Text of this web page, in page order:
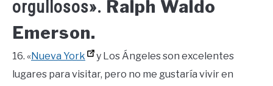
orgullosos». Ralph Waldo
Emerson.
16. «Nueva York
y Los Ángeles son excelentes
lugares para visitar, pero no me gustaría vivir en